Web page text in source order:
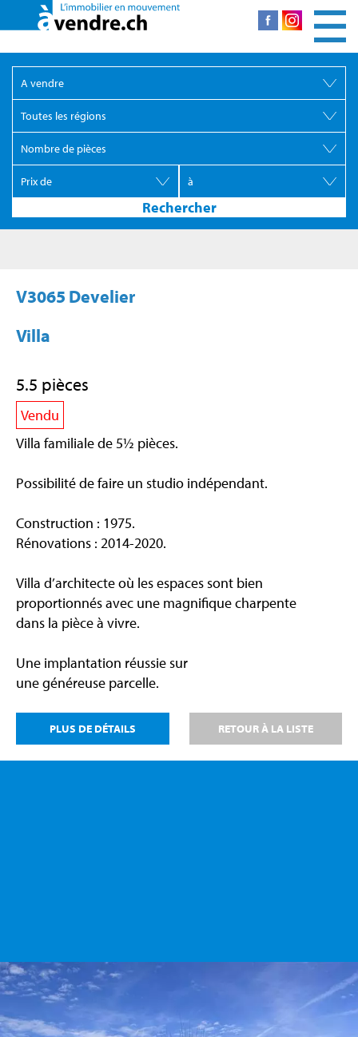
V3065 Develier
Villa
5.5 pièces
Vendu
Villa familiale de 5½ pièces.
Possibilité de faire un studio indépendant.
Construction : 1975.
Rénovations : 2014-2020.
Villa d’architecte où les espaces sont bien
proportionnés avec une magnifique charpente
dans la pièce à vivre.
Une implantation réussie sur
une généreuse parcelle.
PLUS DE DÉTAILS RETOUR À LA LISTE